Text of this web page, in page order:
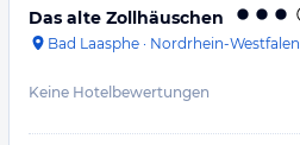
Das alte Zollhäuschen
Bad Laasphe · Nordrhein-Westfalen
Keine Hotelbewertungen